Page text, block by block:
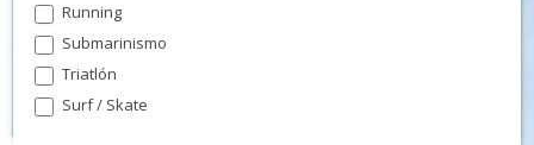
Running
Submarinismo
Triatlón
Surf / Skate